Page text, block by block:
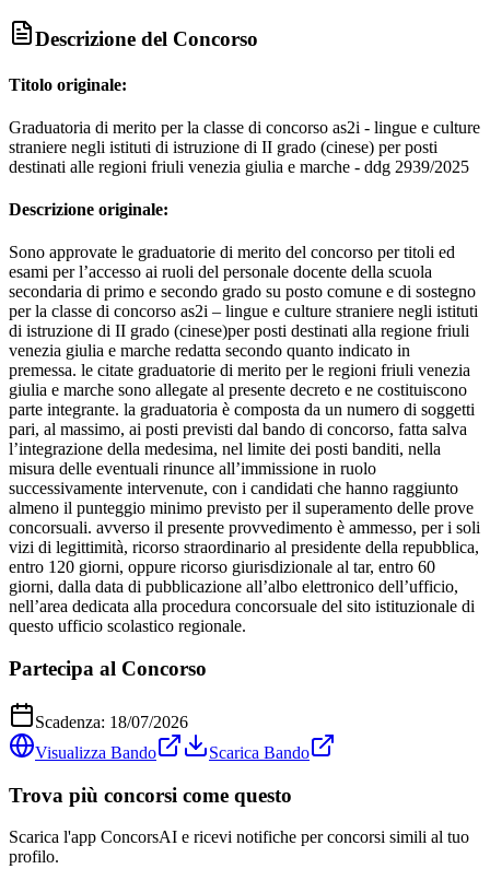
Descrizione del Concorso
Titolo originale:
Graduatoria di merito per la classe di concorso as2i - lingue e culture
straniere negli istituti di istruzione di II grado (cinese) per posti
destinati alle regioni friuli venezia giulia e marche - ddg 2939/2025
Descrizione originale:
Sono approvate le graduatorie di merito del concorso per titoli ed
esami per l’accesso ai ruoli del personale docente della scuola
secondaria di primo e secondo grado su posto comune e di sostegno
per la classe di concorso as2i – lingue e culture straniere negli istituti
di istruzione di II grado (cinese)per posti destinati alla regione friuli
venezia giulia e marche redatta secondo quanto indicato in
premessa. le citate graduatorie di merito per le regioni friuli venezia
giulia e marche sono allegate al presente decreto e ne costituiscono
parte integrante. la graduatoria è composta da un numero di soggetti
pari, al massimo, ai posti previsti dal bando di concorso, fatta salva
l’integrazione della medesima, nel limite dei posti banditi, nella
misura delle eventuali rinunce all’immissione in ruolo
successivamente intervenute, con i candidati che hanno raggiunto
almeno il punteggio minimo previsto per il superamento delle prove
concorsuali. avverso il presente provvedimento è ammesso, per i soli
vizi di legittimità, ricorso straordinario al presidente della repubblica,
entro 120 giorni, oppure ricorso giurisdizionale al tar, entro 60
giorni, dalla data di pubblicazione all’albo elettronico dell’ufficio,
nell’area dedicata alla procedura concorsuale del sito istituzionale di
questo ufficio scolastico regionale.
Partecipa al Concorso
Scadenza: 18/07/2026
Visualizza Bando
Scarica Bando
Trova più concorsi come questo
Scarica l'app ConcorsAI e ricevi notifiche per concorsi simili al tuo
profilo.